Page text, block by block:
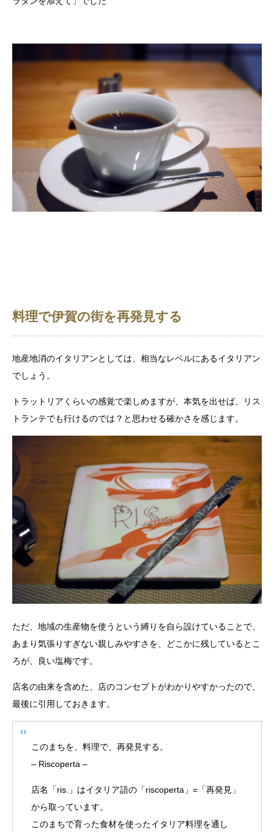
料理で伊賀の街を再発見する
地産地消のイタリアンとしては、相当なレベルにあるイタリアン
でしょう。
トラットリアくらいの感覚で楽しめますが、本気を出せば、リス
トランテでも行けるのでは？と思わせる確かさを感じます。
ただ、地域の生産物を使うという縛りを自ら設けていることで、
あまり気張りすぎない親しみやすさを、どこかに残しているとこ
ろが、良い塩梅です。
店名の由来を含めた、店のコンセプトがわかりやすかったので、
最後に引用しておきます。
このまちを、料理で、再発見する。
– Riscoperta –
店名「ris.」はイタリア語の「riscoperta」=「再発見」
から取っています。
このまちで育った食材を使ったイタリア料理を通し